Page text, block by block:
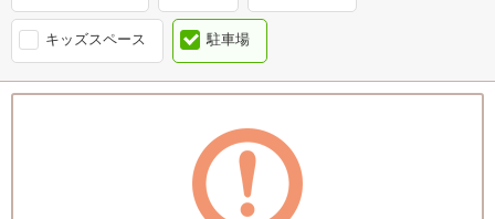
キッズスペース 駐車場